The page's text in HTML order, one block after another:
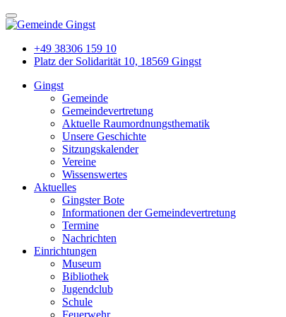
+49 38306 159 10
Platz der Solidarität 10, 18569 Gingst
Gingst
Gemeinde
Gemeindevertretung
Aktuelle Raumordnungsthematik
Unsere Geschichte
Sitzungskalender
Vereine
Wissenswertes
Aktuelles
Gingster Bote
Informationen der Gemeindevertretung
Termine
Nachrichten
Einrichtungen
Museum
Bibliothek
Jugendclub
Schule
Feuerwehr